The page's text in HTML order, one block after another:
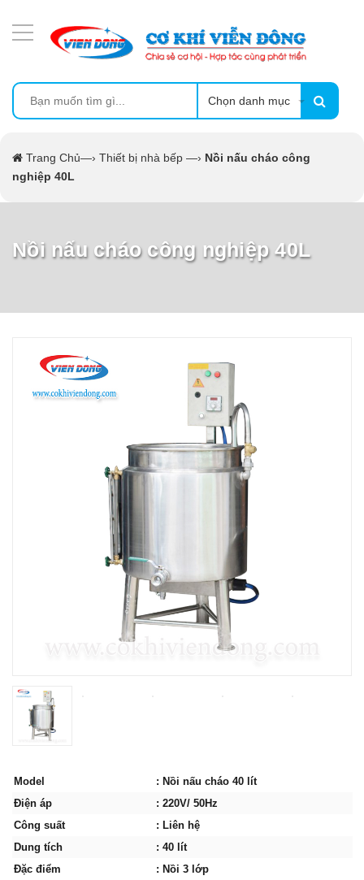
Chọn danh mục
Trang Chủ—› Thiết bị nhà bếp —› Nồi nấu cháo công
nghiệp 40L
Nồi nấu cháo công nghiệp 40L
Model
: Nồi nấu cháo 40 lít
Điện áp
: 220V/ 50Hz
Công suất
: Liên hệ
Dung tích
: 40 lít
Đặc điểm
: Nồi 3 lớp
MÁY ÉP MÍA TẠO BỌT
MÁY RỬA BÁT SIÊU ÂM
THIẾT BỊ NHÀ BẾP CAO CẤP
MÁY CHẾ BIẾN NÔNG SẢN
THIẾT BỊ LÀM ĐỒ ĂN NHANH
THIẾT BỊ LÀM BÁNH
MÁY ĐÓNG GÓI THỰC PHẨM
UNCATEGORIZED